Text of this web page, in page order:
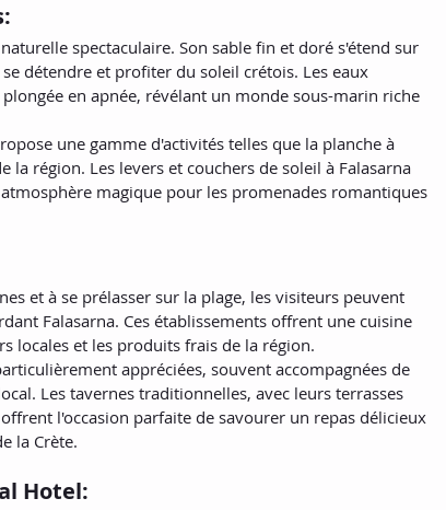
spectaculaire. Son sable fin et doré s'étend sur
détendre et profiter du soleil crétois. Les eaux
en apnée, révélant un monde sous-marin riche
une gamme d'activités telles que la planche à
région. Les levers et couchers de soleil à Falasarna
magique pour les promenades romantiques
et à se prélasser sur la plage, les visiteurs peuvent
Falasarna. Ces établissements offrent une cuisine
locales et les produits frais de la région.
appréciées, souvent accompagnées de
Les tavernes traditionnelles, avec leurs terrasses
l'occasion parfaite de savourer un repas délicieux
la Crète.
Hotel: